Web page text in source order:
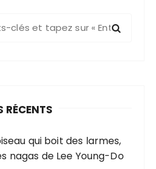
RÉCENTS
qui boit des larmes,
nagas de Lee Young-Do